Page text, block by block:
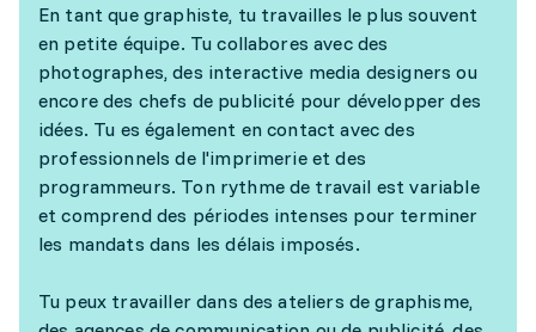
En tant que graphiste, tu travailles le plus souvent
en petite équipe. Tu collabores avec des
photographes, des interactive media designers ou
encore des chefs de publicité pour développer des
idées. Tu es également en contact avec des
professionnels de l'imprimerie et des
programmeurs. Ton rythme de travail est variable
et comprend des périodes intenses pour terminer
les mandats dans les délais imposés.
Tu peux travailler dans des ateliers de graphisme,